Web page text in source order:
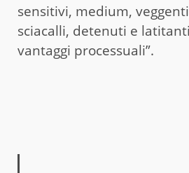
sensitivi, medium,
sciacalli, detenuti e
vantaggi processuali”.